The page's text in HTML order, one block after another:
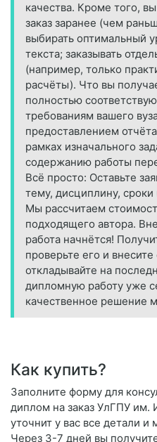
качества. Кроме того,
заказ заранее (чем
выбирать оптимальный
текста; заказывать
(например, только
расчёты). Что вы
полностью
требованиям вашего
предоставлением
рамках изначального
содержанию работы
Всё просто: Оставьте
тему, дисциплину,
Мы рассчитаем
подходящего автора.
работа начнётся!
проверьте его и
откладывайте на
дипломную работу уже
качественное решение
Как купить?
Заполните форму для
диплом на заказ УлГПУ им.
уточнит у вас все детали и
Через 3-7 дней вы